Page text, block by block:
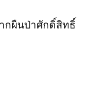
กผืนป่าศักดิ์สิทธิ์